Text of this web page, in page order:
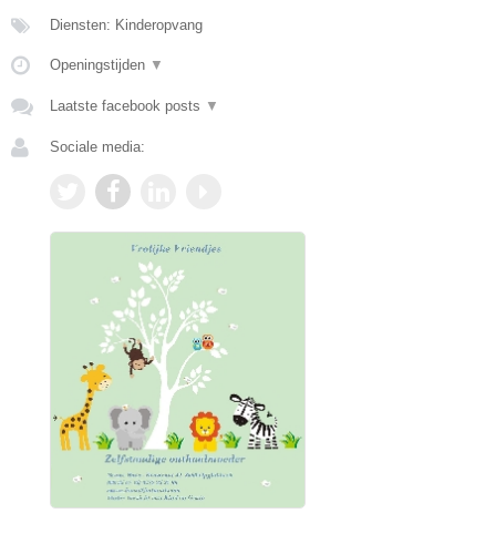
Diensten: Kinderopvang
Openingstijden ▼
Laatste facebook posts ▼
Sociale media: